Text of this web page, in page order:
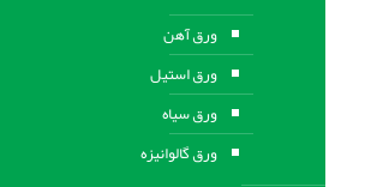
ورق آهن
ورق استیل
ورق سیاه
ورق گالوانیزه